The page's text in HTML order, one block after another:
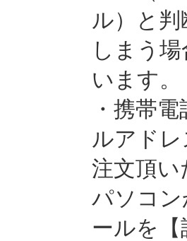
ル）と
しまう
います。
・携帯
ルアド
注文頂い
パソコ
ールを【